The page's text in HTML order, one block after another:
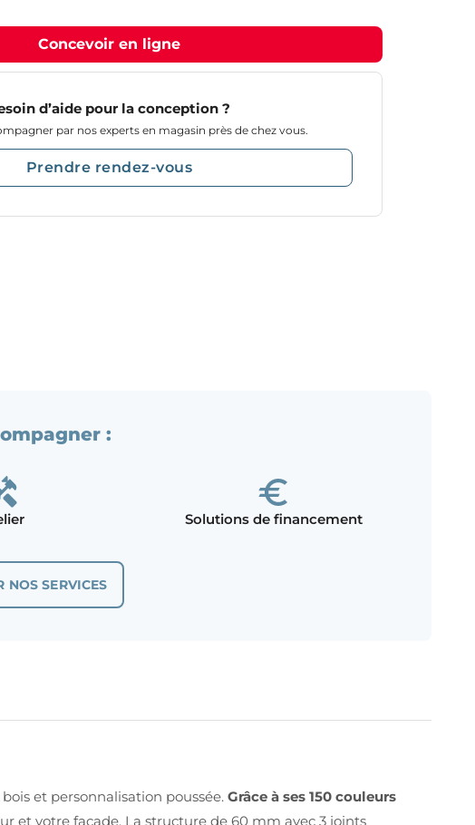
Concevoir en ligne
d’aide pour la conception ?
par nos experts en magasin près de chez vous.
Prendre rendez-vous
:
Solutions de financement
NOS SERVICES
et personnalisation poussée. Grâce à ses 150 couleurs
et votre façade. La structure de 60 mm avec 3 joints